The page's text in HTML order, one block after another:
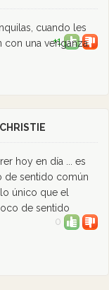
cuando les
una venganza.
+1
hoy en día ... es
de sentido común
único que el
de sentido
0